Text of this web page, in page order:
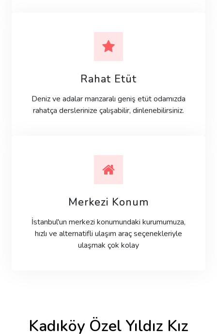
Rahat Etüt
Deniz ve adalar manzaralı geniş etüt odamızda
rahatça derslerinize çalışabilir, dinlenebilirsiniz.
Merkezi Konum
İstanbul'un merkezi konumundaki kurumumuza,
hızlı ve alternatifli ulaşım araç seçenekleriyle
ulaşmak çok kolay
Kadıköy Özel Yıldız Kız